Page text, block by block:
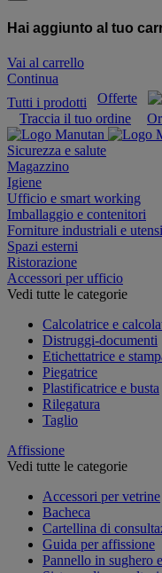
Hai aggiunto al tuo
Vai al carrello
Continua
Tutti i prodotti
Offerte
Traccia il tuo ordine
Sicurezza e salute
Magazzino
Igiene
Ufficio e smart working
Imballaggio e contenitori
Forniture industriali e
Spazi esterni
Ristorazione
Accessori per ufficio
Vedi tutte le categorie
Calcolatrice e
Distruggi-documenti
Etichettatrice e
Piegatrice
Plastificatrice e busta
Rilegatura
Taglio
Affissione
Vedi tutte le categorie
Accessori per vetrine
Bacheca
Cartellina di
Guida per affissione
Pannello in sughero